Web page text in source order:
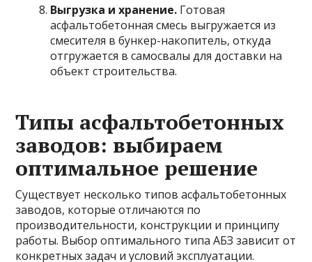
Выгрузка и хранение. Готовая
асфальтобетонная смесь выгружается из
смесителя в бункер-накопитель, откуда
отгружается в самосвалы для доставки на
объект строительства.
Типы асфальтобетонных
заводов: выбираем
оптимальное решение
Существует несколько типов асфальтобетонных
заводов, которые отличаются по
производительности, конструкции и принципу
работы. Выбор оптимального типа АБЗ зависит от
конкретных задач и условий эксплуатации.